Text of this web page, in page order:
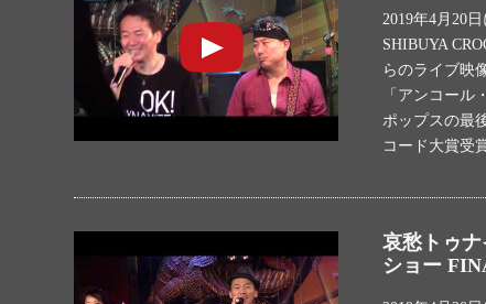
2019年4月20
SHIBUYA
らのライブ映
「アンコール
ポップスの最
コード大賞受
哀愁トゥ
ショー